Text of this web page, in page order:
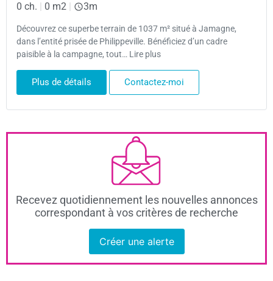
0 ch. | 0 m2 | 3m
Découvrez ce superbe terrain de 1037 m² situé à Jamagne,
dans l’entité prisée de Philippeville. Bénéficiez d’un cadre
paisible à la campagne, tout… Lire plus
Plus de détails Contactez-moi
Recevez quotidiennement les nouvelles annonces
correspondant à vos critères de recherche
Créer une alerte